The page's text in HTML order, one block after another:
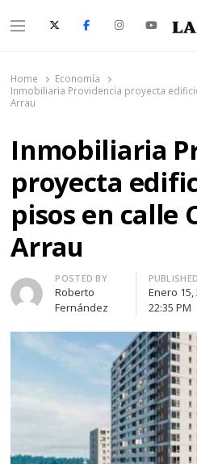
Menu
Home
Economía
Inmobiliaria Providencia proyecta
Arrau
Inmobiliaria
proyecta
pisos en calle
Arrau
Author
POSTED BY
Roberto
Fernández
PUBLISHED
Enero 15,
22:35 PM